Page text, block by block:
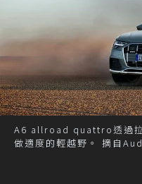
A6 allroad quattro透過拉
做適度的輕越野。 摘自